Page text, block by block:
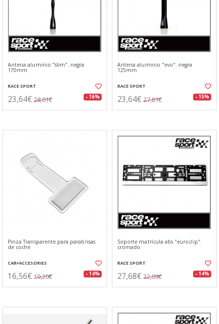
Antena aluminio "slim". negra
170mm
RACE SPORT
23,64€ 28,01€ - 16%
Antena aluminio "evo". negra
125mm
RACE SPORT
23,64€ 27,81€ - 15%
Pinza Transparente para parabrisas
de coche
CAR+ACCESORIES
16,56€ 19,20€ - 14%
Soporte matrícula abs "euroclip".
cromado
RACE SPORT
27,68€ 32,09€ - 14%